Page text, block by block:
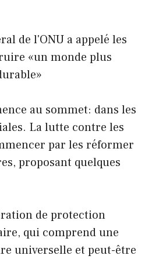
de l'ONU a appelé les
«un monde plus
au sommet: dans les
La lutte contre les
par les réformer
proposant quelques
de protection
qui comprend une
universelle et peut-être